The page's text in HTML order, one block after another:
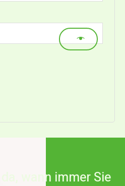
wann immer Sie